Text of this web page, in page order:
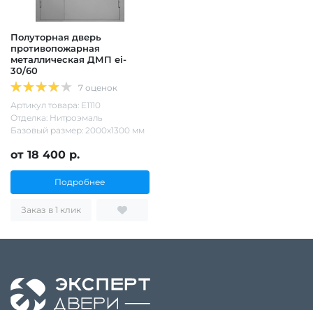
Полуторная дверь
противопожарная
металлическая ДМП ei-
30/60
7 оценок
Артикул товара: Е1110
Отделка: Нитроэмаль
Базовый размер: 2000х1300 мм
от 18 400 р.
Подробнее
Заказ в 1 клик